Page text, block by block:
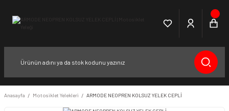
Anasayfa Motosiklet Yelekleri ARMODE NEOPREN KOLSUZ YELEK CEPLİ